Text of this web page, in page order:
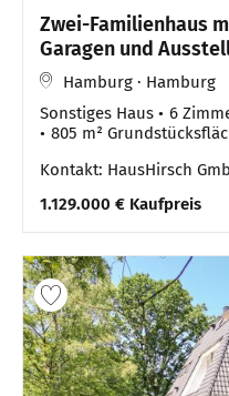
Zwei-Familienhaus
Garagen und
Hamburg · Hamburg
Sonstiges Haus
6
805 m²
Kontakt: HausHirsch
1.129.000 € Kaufpreis